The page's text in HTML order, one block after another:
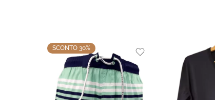
SCONTO 30%